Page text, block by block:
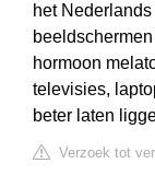
het
hormoon
televisies,
beter laten
Verzoek tot